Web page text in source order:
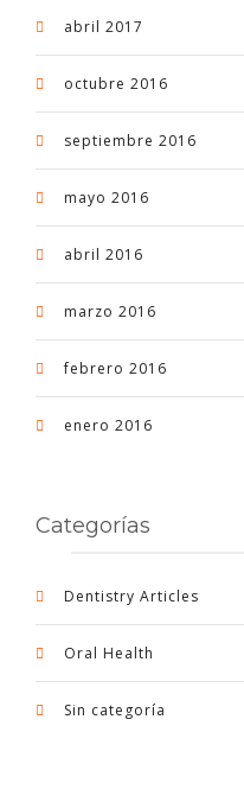
abril 2017
octubre 2016
septiembre 2016
mayo 2016
abril 2016
marzo 2016
febrero 2016
enero 2016
Categorías
Dentistry Articles
Oral Health
Sin categoría